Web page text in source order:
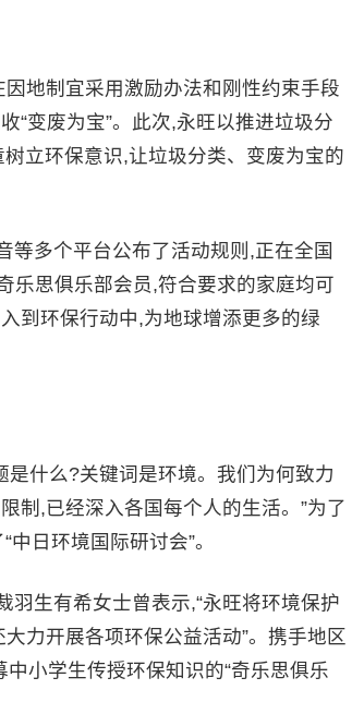
地制宜采用激励办法和刚性约束手段
“变废为宝”。此次,永旺以推进垃圾分
立环保意识,让垃圾分类、变废为宝的
等多个平台公布了活动规则,正在全国
乐思俱乐部会员,符合要求的家庭均可
到环保行动中,为地球增添更多的绿
什么?关键词是环境。我们为何致力
制,已经深入各国每个人的生活。”为了
日环境国际研讨会”。
羽生有希女士曾表示,“永旺将环境保护
力开展各项环保公益活动”。携手地区
小学生传授环保知识的“奇乐思俱乐